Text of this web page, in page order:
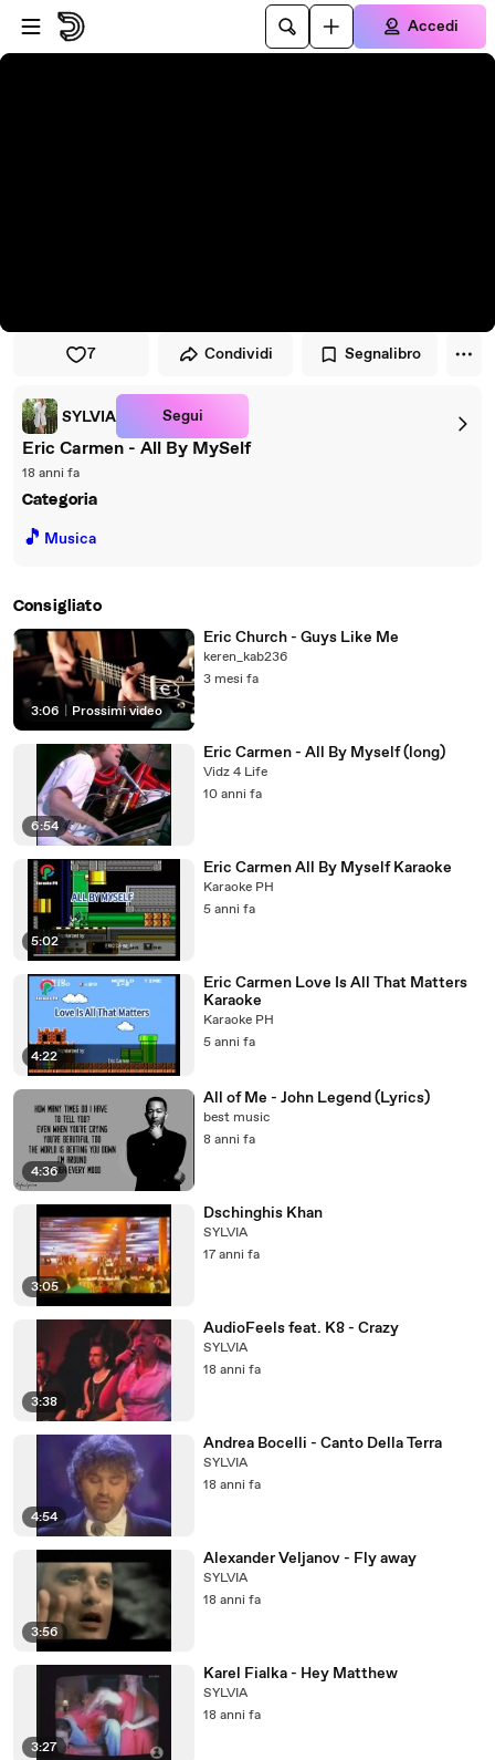
Vai al lettore
Passa al contenuto principale
Accedi
7 Condividi Segnalibro
SYLVIA Segui
Eric Carmen - All By MySelf
18 anni fa
Categoria
🎵 Musica
Consigliato
3:06 Prossimi video
Eric Church - Guys Like Me
keren_kab236
3 mesi fa
6:54
Eric Carmen - All By Myself (long)
Vidz 4 Life
10 anni fa
5:02
Eric Carmen All By Myself Karaoke
Karaoke PH
5 anni fa
4:22
Eric Carmen Love Is All That Matters
Karaoke
Karaoke PH
5 anni fa
4:36
All of Me - John Legend (Lyrics)
best music
8 anni fa
3:05
Dschinghis Khan
SYLVIA
17 anni fa
3:38
AudioFeels feat. K8 - Crazy
SYLVIA
18 anni fa
4:54
Andrea Bocelli - Canto Della Terra
SYLVIA
18 anni fa
3:56
Alexander Veljanov - Fly away
SYLVIA
18 anni fa
3:27
Karel Fialka - Hey Matthew
SYLVIA
18 anni fa